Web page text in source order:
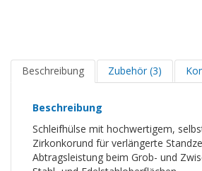
Beschreibung Zubehör (3)
Beschreibung
Schleifhülse mit hochwertigem,
Zirkonkorund für verlängerte
Abtragsleistung beim Grob- und